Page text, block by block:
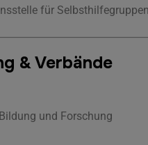
für
& Verbände
und Forschung